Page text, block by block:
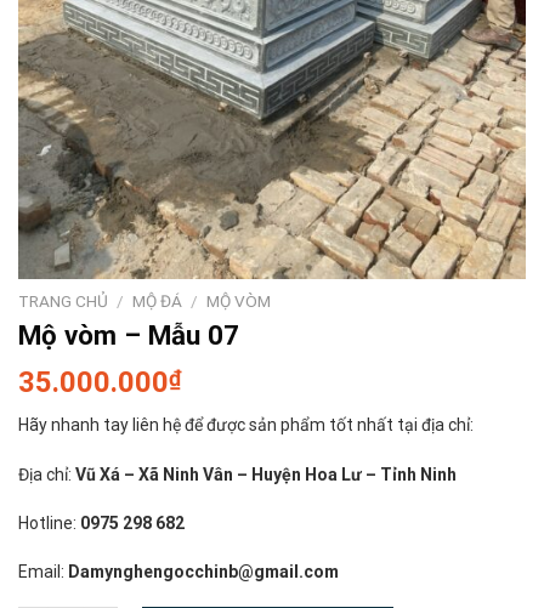
TRANG CHỦ / MỘ ĐÁ / MỘ VÒM
Mộ vòm – Mẫu 07
35.000.000₫
Hãy nhanh tay liên hệ để được sản phẩm tốt nhất tại địa chỉ:
Địa chỉ: Vũ Xá – Xã Ninh Vân – Huyện Hoa Lư – Tỉnh Ninh
Hotline: 0975 298 682
Email: Damynghengocchinb@gmail.com